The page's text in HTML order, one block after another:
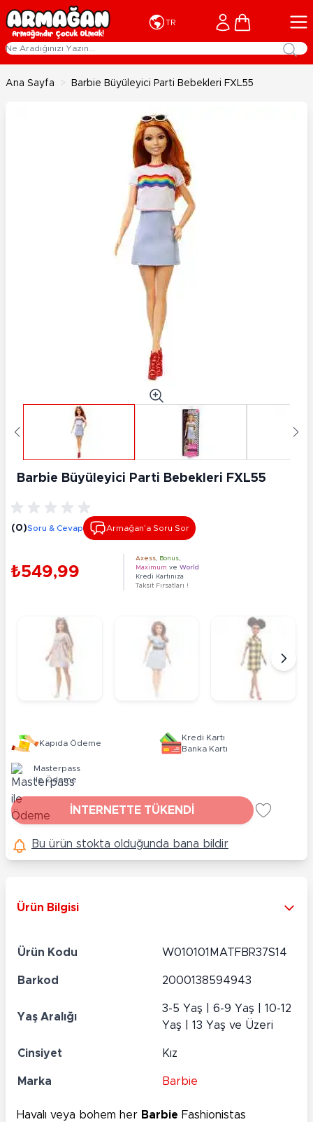
İçeriğe geç
TR Cart
Ana Sayfa > Barbie Büyüleyici Parti Bebekleri FXL55
Barbie Büyüleyici Parti Bebekleri FXL55
(0)Soru & Cevap Armağan’a Soru Sor
₺549,99
Axess Bonus
Maximum ve World
Kredi Kartınıza
Taksit Fırsatları !
Kapıda Ödeme
Kredi Kartı
Banka Kartı
Masterpass
ile Ödeme
İNTERNETTE TÜKENDİ
Bu ürün stokta olduğunda bana bildir
Ürün Bilgisi
Ürün Kodu W010101MATFBR37S14
Barkod 2000138594943
Yaş Aralığı
3-5 Yaş | 6-9 Yaş | 10-12
Yaş | 13 Yaş ve Üzeri
Cinsiyet Kız
Marka Barbie
Havalı veya bohem her Barbie Fashionistas